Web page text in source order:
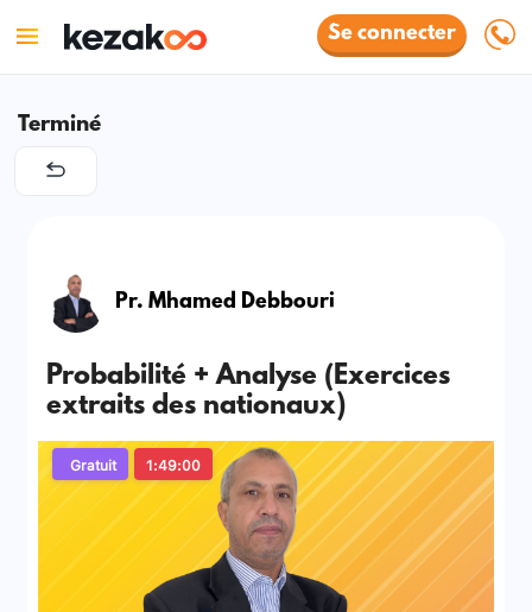
Se connecter
Terminé
Pr. Mhamed Debbouri
Probabilité + Analyse (Exercices
extraits des nationaux)
Gratuit 1:49:00